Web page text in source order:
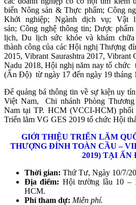
biến Nông sản & Thực phẩm; Công
Khởi nghiệp; Ngành dịch vụ; Vật
sản; Công nghệ thông tin; Dược
lịch, Du lịch sức khỏe và khám
thành công của các Hội nghị Thượng
2015, Vibrant Saurashtra 2017, Vibrant
Nadu 2018, Hội nghị năm nay tổ chức
(Ấn Độ) từ ngày 17 đến ngày 19 tháng
Để quảng bá thông tin về sự kiện uy
Việt Nam, Chi nhánh Phòng
Nam tại TP. HCM (VCCI-HCM)
Triển lãm VG GES 2019 tổ chức Hội
GIỚI THIỆU TRIỂN LÃM
THƯỢNG ĐỈNH TOÀN CẦU –
2019) TẠI ẤN
Thời gian: Thứ Tư, Ngày 10/7/
Địa điểm: Hội trường lầu 10 –
HCM.
Phí tham dự: Miễn phí.